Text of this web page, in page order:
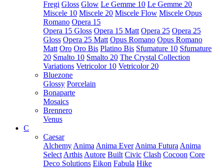
Fregi Gloss Glow Le Gemme 10 Le Gemme 20
Miscele 10 Miscele 20 Miscele Flow Miscele Opus
Romano Opera 15
Opera 15 Gloss Opera 15 Matt Opera 25 Opera 25
Gloss Opera 25 Matt Opus Romano Opus Romano
Matt Oro Oro Bis Platino Bis Sfumature 10 Sfumature
20 Smalto 10 Smalto 20 The Crystal Collection
Variations Vetricolor 10 Vetricolor 20
Bluezone
Glossy Porcelain
Bonaparte
Mosaics
Brennero
Venus
C
Caesar
Alchemy Anima Anima Ever Anima Futura Anima
Select Arthis Autore Built Civic Clash Cocoon Core
Deco Solutions Eikon Fabula Hike